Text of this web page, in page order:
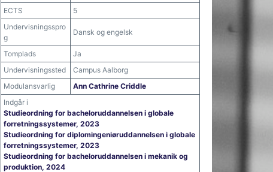
ECTS
5
Undervisningsspro
g
Dansk og engelsk
Tomplads
Ja
Undervisningssted
Campus Aalborg
Modulansvarlig
Ann Cathrine Criddle
Indgår i
Studieordning for bacheloruddannelsen i globale
forretningssystemer, 2023
Studieordning for diplomingeniøruddannelsen i globale
forretningssystemer, 2023
Studieordning for bacheloruddannelsen i mekanik og
produktion, 2024